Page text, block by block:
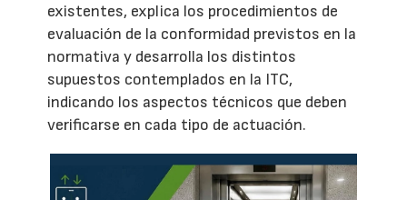
existentes, explica los procedimientos de
evaluación de la conformidad previstos en la
normativa y desarrolla los distintos
supuestos contemplados en la ITC,
indicando los aspectos técnicos que deben
verificarse en cada tipo de actuación.